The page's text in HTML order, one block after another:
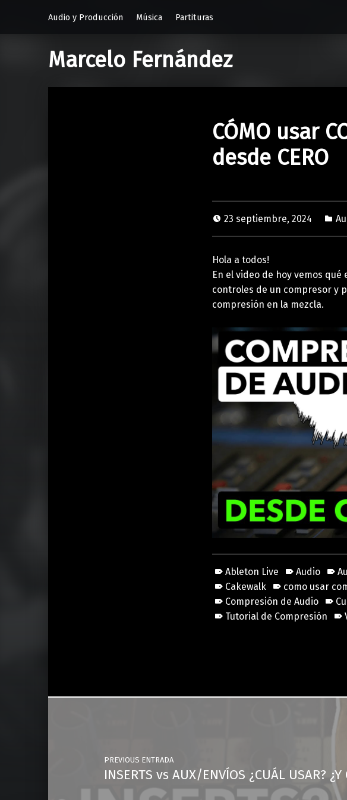
Audio y Producción
Música Partituras
Marcelo Fernández
CÓMO usar
desde CERO
23 septiembre, 2024
Hola a todos!
En el video de hoy vemos
controles de un compresor y
compresión en la mezcla.
Ableton Live Audio
Cakewalk
como usar
Compresión de Audio
Tutorial de Compresión
Post navigation
PREVIOUS ENTRADA
INSERTS vs AUX/ENVÍOS ¿CUÁL USAR? ¿Y